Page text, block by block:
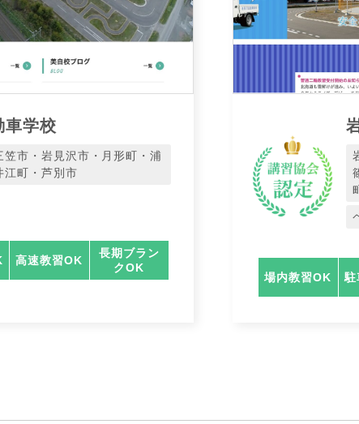
車学校
笠市・岩見沢市・月形町・浦
江町・芦別市
高速教習OK
長期ブラン
クOK
場内教習OK 駐